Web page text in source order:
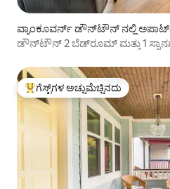
ವ್ಯಾಂಕೂವರ್ನ್ ಡೌನ್‌ಟೌನ್ ನಲ್ಲಿ
ಡೌನ್‌ಟೌನ್ 2 ಬೆಡ್‌ರೂಮ್ ಮತ್ತು 1
ಗೆಸ್ಟ್‌ಗಳಿಗೆ ಅತಿ ಹೆಚ್ಚು ಅಚ್ಚುಮೆಚ್ಚಿನದು
ಗೆಸ್ಟ್‌ಗಳ ಅಚ್ಚುಮೆಚ್ಚಿನದು